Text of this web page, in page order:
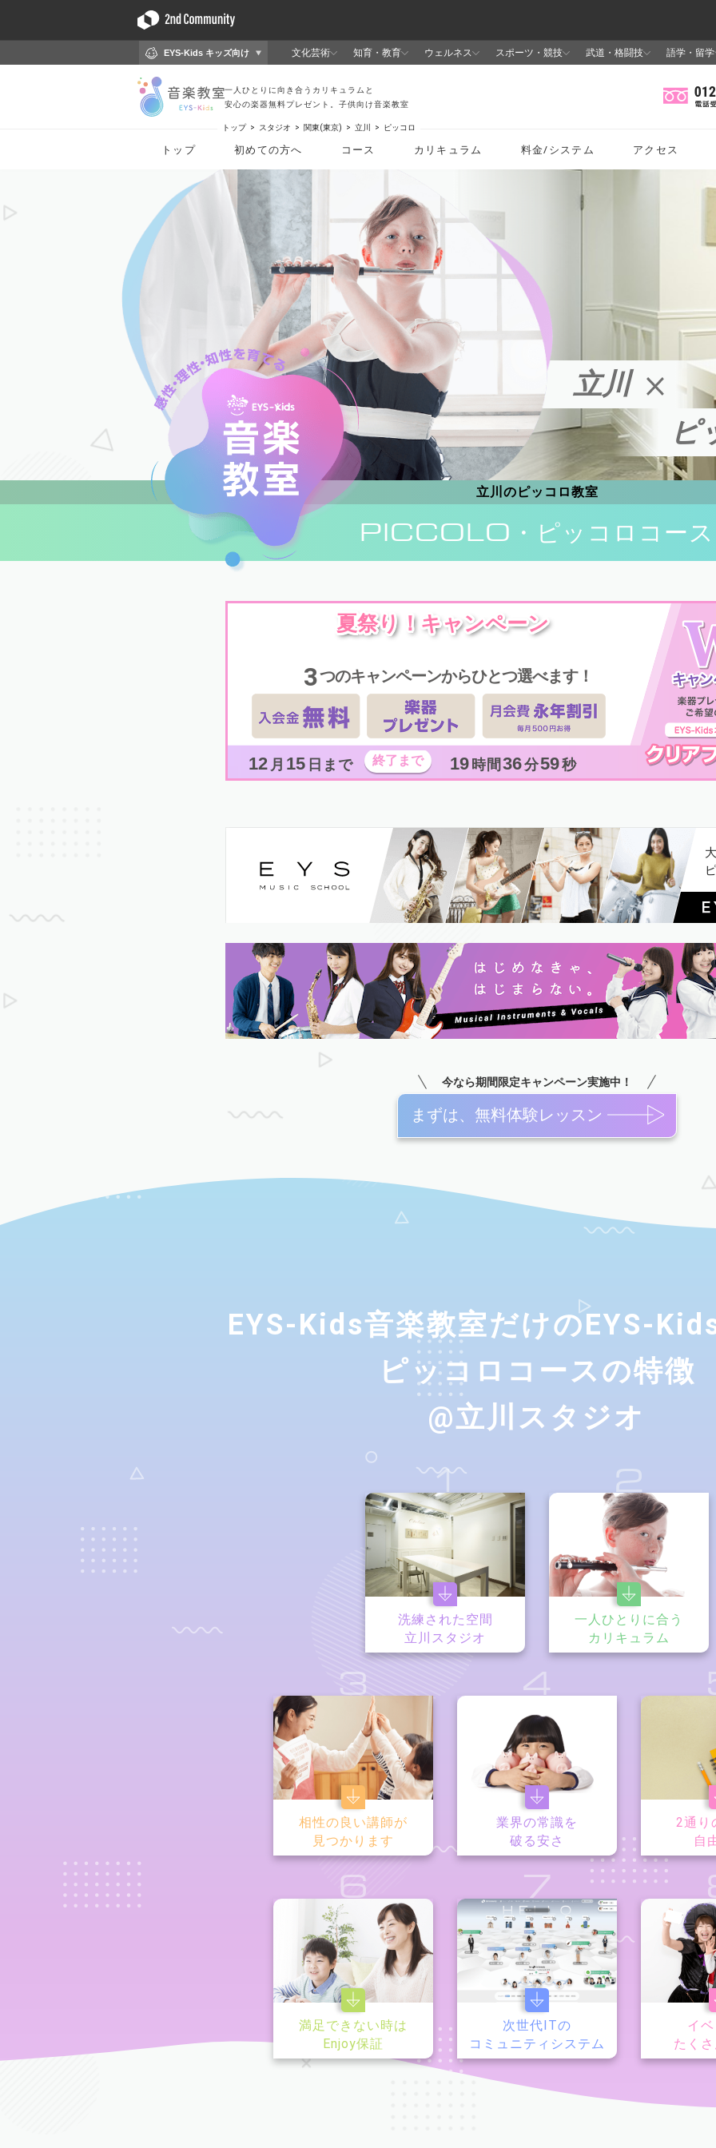
トップ スタジオ 関東(東京) 立川 ピッコロ
立川
ピ
立川のピッコロ教室
PICCOLO ・ピッコロコース
夏祭り！キャンペーン
3つのキャンペーンからひとつ選べます！
12 月 15 日まで 19 時間 36分58秒
今なら期間限定キャンペーン実施中！
まずは、無料体験レッスン
EYS-Kids音楽教室だけのEYS-
ピッコロコースの特徴
@立川スタジオ
1
洗練された空間
立川スタジオ
2
一人ひとりに合う
カリキュラム
3
相性の良い講師が
見つかります
4
業界の常識を
破る安さ
2通り
自
6
満足できない時は
Enjoy保証
7
次世代ITの
コミュニティシステム
イ
たく